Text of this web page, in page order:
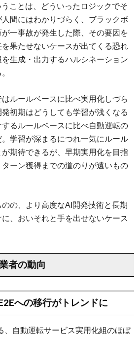
ことは、どういったロジックでそ
間にはわかりづらく、ブラックボ
一事故が発生した際、その要因を
果たせないケースが出てくる恐れ
生成・出力するハルシネーション
ルールベースに比べ実用化しづら
初期はどうしても学習が浅くなる
るルールベースに比べ自動運転の
学習が深まるにつれ一気にルール
期待できるが、早期実用化を目指
ーン獲得までの道のりが遠いもの
の、より高度なAI開発技術と長期
、おいそれと手を出せないケース
者の動向
への移行がトレンドに
、自動運転サービス実用化組のほぼ